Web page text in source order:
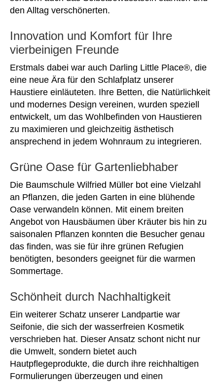
den Alltag verschönerten.
Innovation und Komfort für Ihre
vierbeinigen Freunde
Erstmals dabei war auch Darling Little Place®, die
eine neue Ära für den Schlafplatz unserer
Haustiere einläuteten. Ihre Betten, die Natürlichkeit
und modernes Design vereinen, wurden speziell
entwickelt, um das Wohlbefinden von Haustieren
zu maximieren und gleichzeitig ästhetisch
ansprechend in jedem Wohnraum zu integrieren.
Grüne Oase für Gartenliebhaber
Die Baumschule Wilfried Müller bot eine Vielzahl
an Pflanzen, die jeden Garten in eine blühende
Oase verwandeln können. Mit einem breiten
Angebot von Hausbäumen über Kräuter bis hin zu
saisonalen Pflanzen konnten die Besucher genau
das finden, was sie für ihre grünen Refugien
benötigten, besonders geeignet für die warmen
Sommertage.
Schönheit durch Nachhaltigkeit
Ein weiterer Schatz unserer Landpartie war
Seifonie, die sich der wasserfreien Kosmetik
verschrieben hat. Dieser Ansatz schont nicht nur
die Umwelt, sondern bietet auch
Hautpflegeprodukte, die durch ihre reichhaltigen
Formulierungen überzeugen und einen